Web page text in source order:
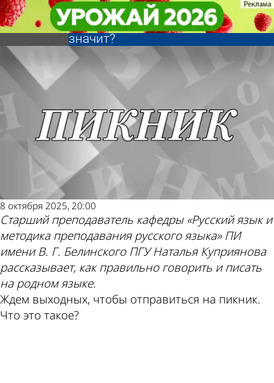
Как появилось слово
«пикник» и что оно
значит?
Ликбез
8 октября 2025, 20:00
Старший преподаватель кафедры «Русский язык и
методика преподавания русского языка» ПИ
имени В. Г. Белинского ПГУ Наталья Куприянова
рассказывает, как правильно говорить и писать
на родном языке.
Ждем выходных, чтобы отправиться на пикник.
Что это такое?
Как появилось слово
«пикник» и что оно
значит?
Ликбез
Другие новости по
теме
Погода и курсы
валют в Пензе